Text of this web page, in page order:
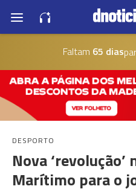
Faltam 65 dias
DESPORTO
Nova ‘revolução’
Marítimo para o